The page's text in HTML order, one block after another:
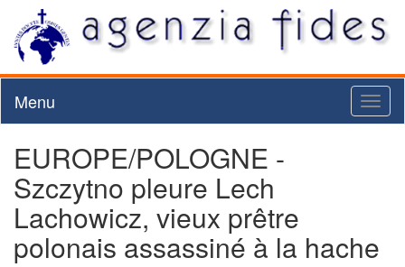
Menu
EUROPE/POLOGNE -
Szczytno pleure Lech
Lachowicz, vieux prêtre
polonais assassiné à la hache